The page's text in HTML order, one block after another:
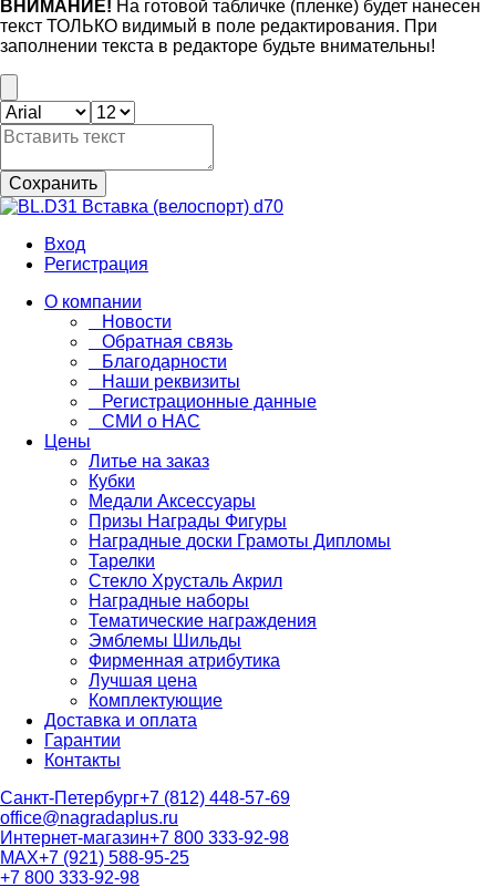
ВНИМАНИЕ! На готовой табличке (пленке) будет нанесен
текст ТОЛЬКО видимый в поле редактирования. При
заполнении текста в редакторе будьте внимательны!
Сохранить
Вход
Регистрация
О компании
Новости
Обратная связь
Благодарности
Наши реквизиты
Регистрационные данные
СМИ о НАС
Цены
Литье на заказ
Кубки
Медали Аксессуары
Призы Награды Фигуры
Наградные доски Грамоты Дипломы
Тарелки
Стекло Хрусталь Акрил
Наградные наборы
Тематические награждения
Эмблемы Шильды
Фирменная атрибутика
Лучшая цена
Комплектующие
Доставка и оплата
Гарантии
Контакты
Санкт-Петербург+7 (812) 448-57-69
office@nagradaplus.ru
Интернет-магазин+7 800 333-92-98
MAX+7 (921) 588-95-25
+7 800 333-92-98